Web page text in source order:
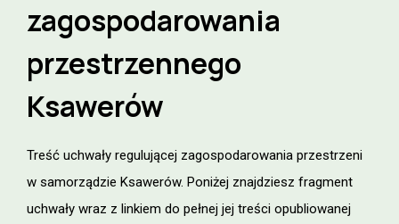
zagospodarowania
przestrzennego
Ksawerów
Treść uchwały regulującej zagospodarowania przestrzeni
w samorządzie Ksawerów. Poniżej znajdziesz fragment
uchwały wraz z linkiem do pełnej jej treści opubliowanej